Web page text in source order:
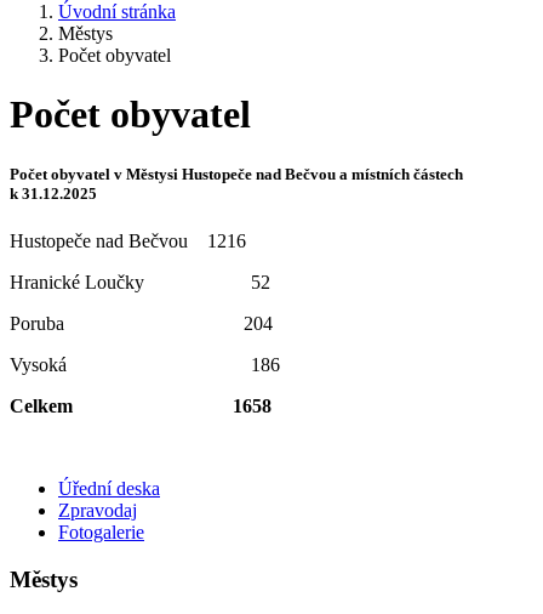
Úvodní stránka
Městys
Počet obyvatel
Počet obyvatel
Počet obyvatel v Městysi Hustopeče nad Bečvou a místních částech
k 31.12.2025
Hustopeče nad Bečvou 1216
Hranické Loučky 52
Poruba 204
Vysoká 186
Celkem 1658
Úřední deska
Zpravodaj
Fotogalerie
Městys